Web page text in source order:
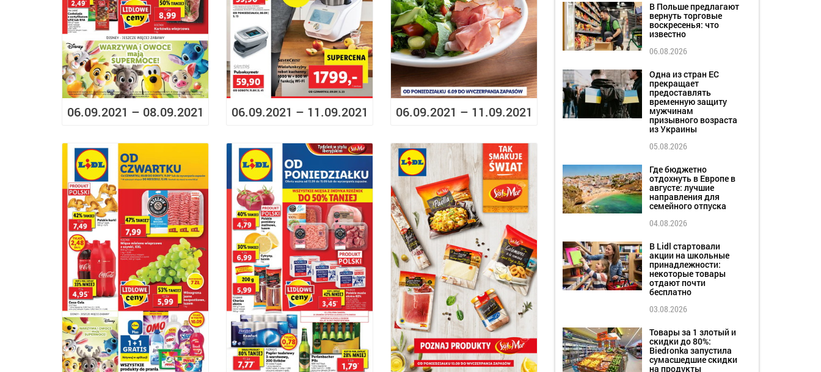
06.09.2021 – 08.09.2021 06.09.2021 – 11.09.2021 06.09.2021 – 11.09.2021
В Польше предлагают
вернуть торговые
воскресенья: что
известно
06.08.2026
Одна из стран ЕС
прекращает
предоставлять
временную защиту
мужчинам
призывного возраста
из Украины
05.08.2026
Где бюджетно
отдохнуть в Европе в
августе: лучшие
направления для
семейного отпуска
04.08.2026
В Lidl стартовали
акции на школьные
принадлежности:
некоторые товары
отдают почти
бесплатно
03.08.2026
Товары за 1 злотый и
скидки до 80%:
Biedronka запустила
сумасшедшие скидки
на продукты